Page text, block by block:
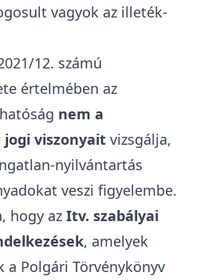
megelőző számít 2026
Itv. 21. § (4) bek. úgy
ügylet esetén az aktuális
megelőzően, vagy azt
lehet figyelembe
utalás azonban
szövegéből.
is a 3 éven belüli